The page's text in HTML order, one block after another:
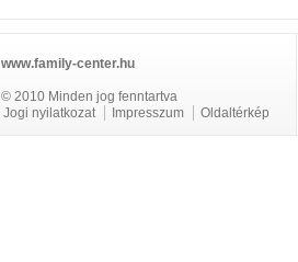
www.family-center.hu
© 2010 Minden jog fenntartva
Jogi nyilatkozat
Impresszum Oldaltérkép